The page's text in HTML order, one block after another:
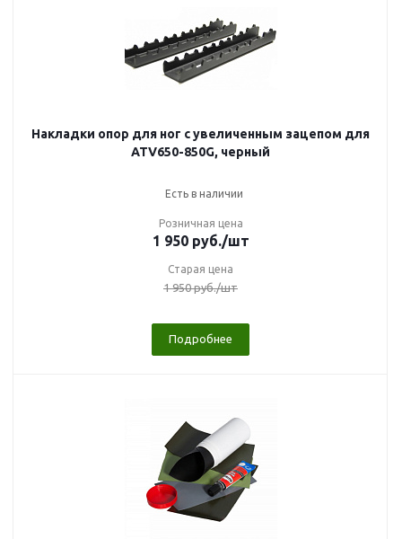
Накладки опор для ног с увеличенным зацепом для
ATV650-850G, черный
Есть в наличии
Розничная цена
1 950руб./шт
Старая цена
1 950руб./шт
Подробнее